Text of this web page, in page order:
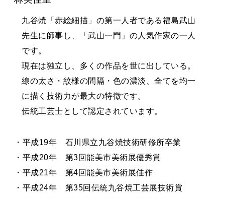
九谷焼「赤絵細描」の第一人者である福島武山
先生に師事し、「武山一門」の人気作家の一人
です。
現在は独立し、多くの作品を世に出している。
線の太さ・紋様の間隔・色の濃淡、全てを均一
に描く技術力が最大の特徴です。
伝統工芸士として認定されています。
・平成19年 石川県立九谷焼技術研修所卒業
・平成20年 第3回能美市美術展優秀賞
・平成21年 第4回能美市美術展佳作
・平成24年 第35回伝統九谷焼工芸展技術賞